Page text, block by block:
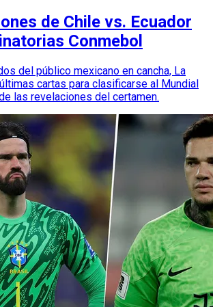
de Chile vs. Ecuador
Conmebol
del público mexicano en cancha, La
cartas para clasificarse al Mundial
las revelaciones del certamen.